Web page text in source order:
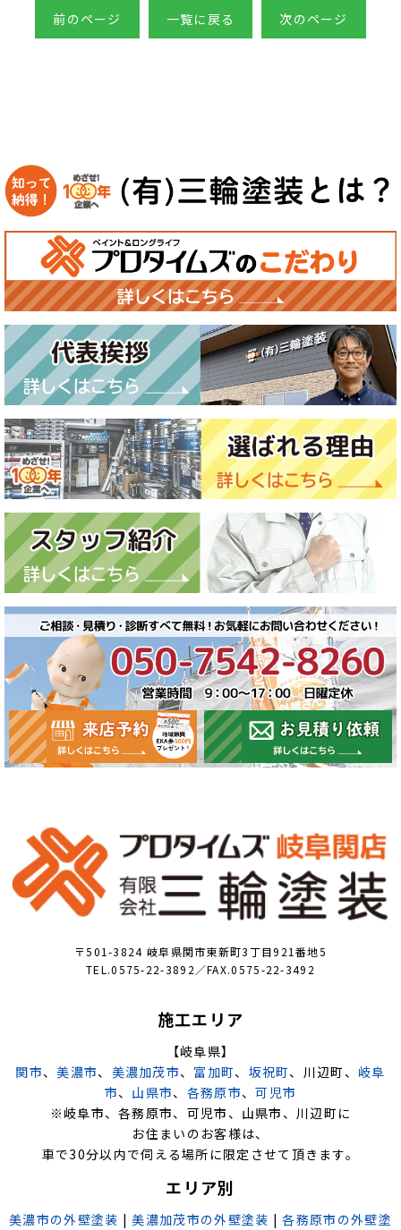
前のページ 一覧に戻る 次のページ
〒501-3824 岐阜県関市東新町3丁目921番地5
TEL.0575-22-3892／FAX.0575-22-3492
施工エリア
【岐阜県】
関市、美濃市、 美濃加茂市、 富加町、 坂祝町、川辺町、 岐阜
市、 山県市、 各務原市、可児市
※岐阜市、各務原市、可児市、山県市、川辺町に
お住まいのお客様は、
車で30分以内で伺える場所に限定させて頂きます。
エリア別
美濃市の外壁塗装 |美濃加茂市の外壁塗装 |各務原市の外壁塗